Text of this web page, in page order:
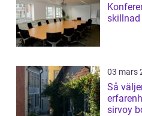
Konferens
03 mars
Så
sirvoy